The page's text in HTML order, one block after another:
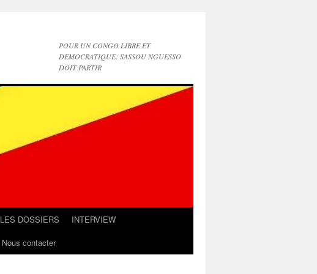
POUR UN CONGO LIBRE ET
DEMOCRATIQUE: SASSOU NGUESSO
DOIT PARTIR
LES DOSSIERS
INTERVIEW
Nous contacter